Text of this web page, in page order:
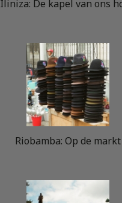
Iliniza: De kapel van ons
Riobamba: Op de markt